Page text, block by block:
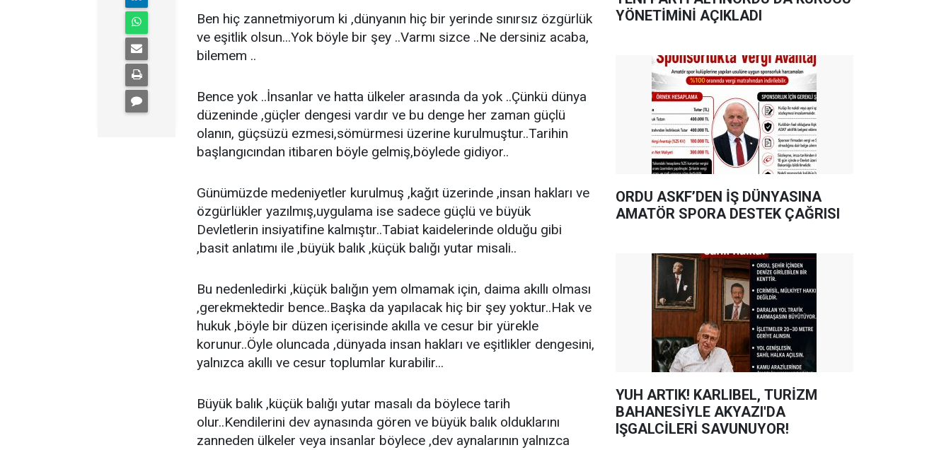
Ben hiç zannetmiyorum ki ,dünyanın hiç bir yerinde sınırsız özgürlük
ve eşitlik olsun...Yok böyle bir şey ..Varmı sizce ..Ne dersiniz acaba,
bilemem ..
Bence yok ..İnsanlar ve hatta ülkeler arasında da yok ..Çünkü dünya
düzeninde ,güçler dengesi vardır ve bu denge her zaman güçlü
olanın, güçsüzü ezmesi,sömürmesi üzerine kurulmuştur..Tarihin
başlangıcından itibaren böyle gelmiş,böylede gidiyor..
Günümüzde medeniyetler kurulmuş ,kağıt üzerinde ,insan hakları ve
özgürlükler yazılmış,uygulama ise sadece güçlü ve büyük
Devletlerin insiyatifine kalmıştır..Tabiat kaidelerinde olduğu gibi
,basit anlatımı ile ,büyük balık ,küçük balığı yutar misali..
Bu nedenledirki ,küçük balığın yem olmamak için, daima akıllı olması
,gerekmektedir bence..Başka da yapılacak hiç bir şey yoktur..Hak ve
hukuk ,böyle bir düzen içerisinde akılla ve cesur bir yürekle
korunur..Öyle oluncada ,dünyada insan hakları ve eşitlikler dengesini,
yalnızca akıllı ve cesur toplumlar kurabilir...
Büyük balık ,küçük balığı yutar masalı da böylece tarih
olur..Kendilerini dev aynasında gören ve büyük balık olduklarını
zanneden ülkeler veya insanlar böylece ,dev aynalarının yalnızca
YÖNETİMİNİ AÇIKLADI
ORDU ASKF’DEN İŞ DÜNYASINA
AMATÖR SPORA DESTEK ÇAĞRISI
YUH ARTIK! KARLIBEL, TURİZM
BAHANESİYLE AKYAZI'DA
IŞGALCİLERİ SAVUNUYOR!